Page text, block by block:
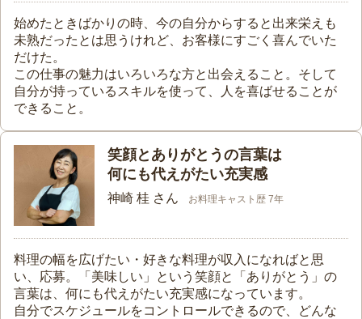
始めたときばかりの時、今の自分からすると出来栄えも
未熟だったとは思うけれど、お客様にすごく喜んでいた
だけた。
この仕事の魅力はいろいろな方と出会えること。そして
自分が持っているスキルを使って、人を喜ばせることが
できること。
笑顔とありがとうの言葉は
何にも代えがたい充実感
神崎 桂 さん お料理キャスト歴 7年
料理の幅を広げたい・好きな料理が収入になればと思
い、応募。「美味しい」という笑顔と「ありがとう」の
言葉は、何にも代えがたい充実感になっています。
自分でスケジュールをコントロールできるので、どんな